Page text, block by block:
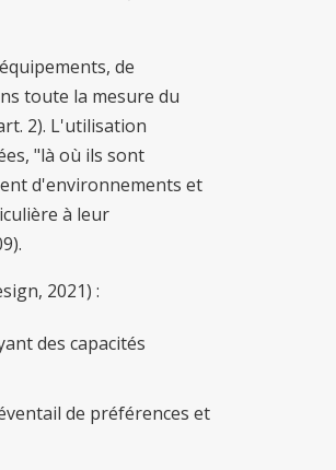
de
toute la mesure du
2). L'utilisation
"là où ils sont
d'environnements et
à leur
2021) :
des capacités
de préférences et